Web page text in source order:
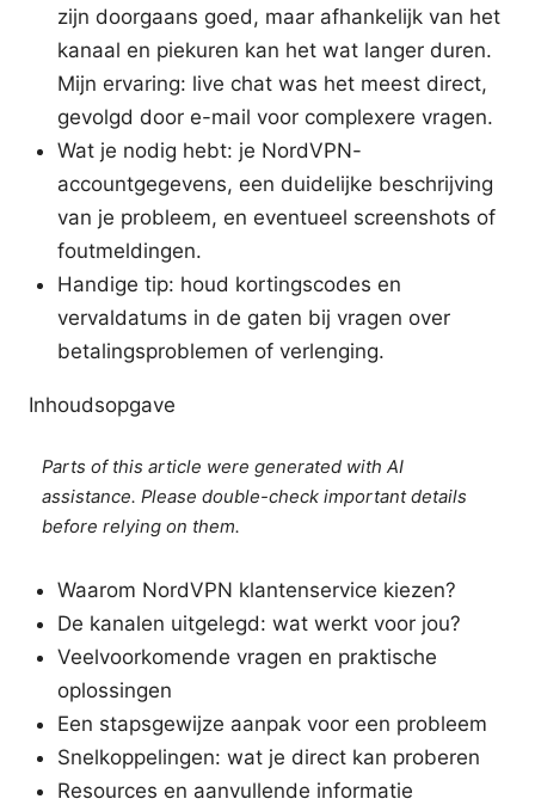
zijn doorgaans goed, maar afhankelijk van het
kanaal en piekuren kan het wat langer duren.
Mijn ervaring: live chat was het meest direct,
gevolgd door e-mail voor complexere vragen.
Wat je nodig hebt: je NordVPN-
accountgegevens, een duidelijke beschrijving
van je probleem, en eventueel screenshots of
foutmeldingen.
Handige tip: houd kortingscodes en
vervaldatums in de gaten bij vragen over
betalingsproblemen of verlenging.
Inhoudsopgave
Parts of this article were generated with AI
assistance. Please double-check important details
before relying on them.
Waarom NordVPN klantenservice kiezen?
De kanalen uitgelegd: wat werkt voor jou?
Veelvoorkomende vragen en praktische
oplossingen
Een stapsgewijze aanpak voor een probleem
Snelkoppelingen: wat je direct kan proberen
Resources en aanvullende informatie